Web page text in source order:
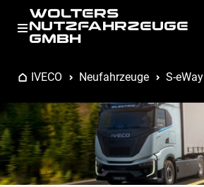
WOLTERS
NUTZFAHRZEUGE
GMBH
IVECO Neufahrzeuge S-eWay